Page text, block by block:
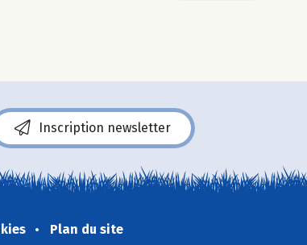
Inscription newsletter
Plan du site